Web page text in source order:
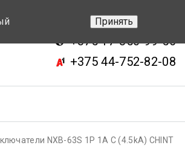
+375 17-343-46-70
+375 17-350-99-56
+375 44-752-82-08
NXB-63S 1P 1A С (4.5kA) CHINT
Принять